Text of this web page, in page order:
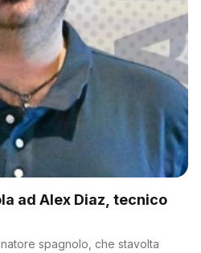
ad Alex Diaz, tecnico
spagnolo, che stavolta